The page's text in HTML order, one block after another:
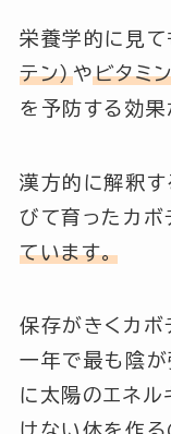
栄養学的に見て
テン）やビタミ
を予防する効果
漢方的に解釈す
びて育ったカボ
ています。
保存がきくカボ
一年で最も陰が
に太陽のエネル